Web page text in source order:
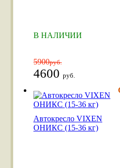
В НАЛИЧИИ
5900руб.
4600 руб.
Автокресло VIXEN
ОНИКС (15-36 кг)